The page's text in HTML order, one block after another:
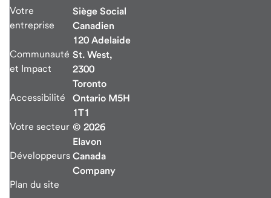
Votre
entreprise
Communauté
et Impact
Accessibilité
Votre secteur
Développeurs
Plan du site
Siège Social
Canadien
120 Adelaide
St. West,
2300
Toronto
Ontario M5H
1T1
© 2026
Elavon
Canada
Company